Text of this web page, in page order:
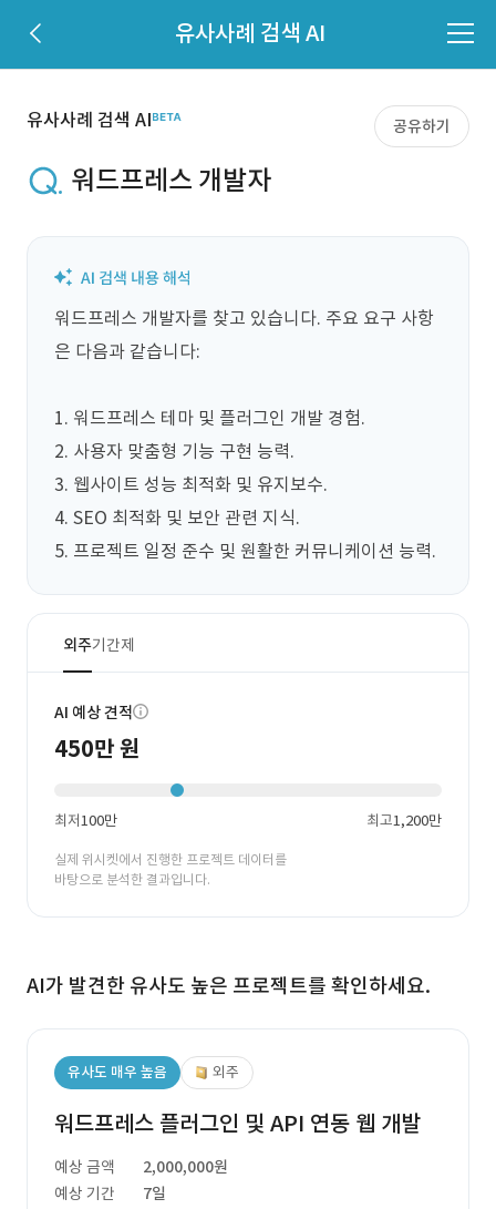
유사사례 검색 AI
유사사례 검색 AI 공유하기
워드프레스 개발자
워드프레스 개발자를 찾고 있습니다. 주요 요구 사항
은 다음과 같습니다:
1. 워드프레스 테마 및 플러그인 개발 경험.
2. 사용자 맞춤형 기능 구현 능력.
3. 웹사이트 성능 최적화 및 유지보수.
4. SEO 최적화 및 보안 관련 지식.
5. 프로젝트 일정 준수 및 원활한 커뮤니케이션 능력.
외주기간제
AI 예상 견적
450만 원
최저100만 최고1,200만
실제 위시켓에서 진행한 프로젝트 데이터를
바탕으로 분석한 결과입니다.
AI가 발견한 유사도 높은 프로젝트를 확인하세요.
유사도 매우 높음 외주
워드프레스 플러그인 및 API 연동 웹 개발
예상 금액
2,000,000원
예상 기간
7일